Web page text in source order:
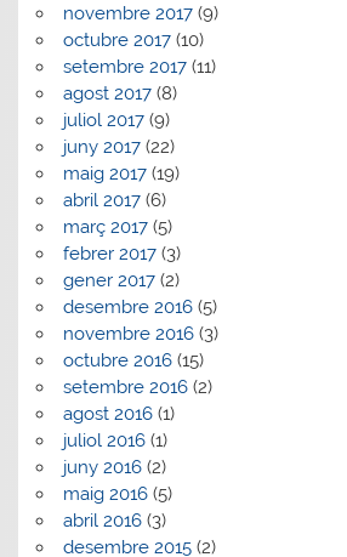
novembre 2017(9)
octubre 2017(10)
setembre 2017(11)
agost 2017(8)
juliol 2017(9)
juny 2017(22)
maig 2017(19)
abril 2017(6)
març 2017(5)
febrer 2017(3)
gener 2017(2)
desembre 2016(5)
novembre 2016(3)
octubre 2016(15)
setembre 2016(2)
agost 2016(1)
juliol 2016(1)
juny 2016(2)
maig 2016(5)
abril 2016(3)
desembre 2015(2)